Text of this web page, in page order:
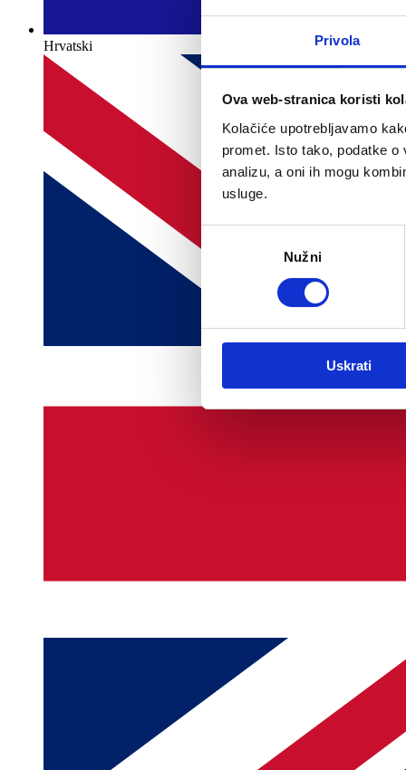
Privola
Ova web-stranica koristi
Kolačiće upotrebljavamo
promet. Isto tako, podatke
analizu, a oni ih mogu
usluge.
Nužni
Uskrati
Hrvatski